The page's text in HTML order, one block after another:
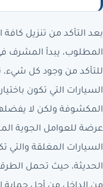
بعد التأكد من تنزيل
المطلوب، يبدأ المشرف
للتأكد من وجود كل
السيارات التي تكون
المكشوفة ولكن لا يفضلها
عرضة للعوامل الجوية
السيارات المغلقة
الحديثة، حيث تحمل